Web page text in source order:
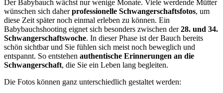
Der Babybauch wächst nur wenige Monate. Viele werdende Mütter
wünschen sich daherprofessionelle Schwangerschaftsfotos, um
diese Zeit später noch einmal erleben zu können. Ein
Babybauchshooting eignet sich besonders zwischen der28. und 34.
Schwangerschaftswoche. In dieser Phase ist der Bauch bereits
schön sichtbar und Sie fühlen sich meist noch beweglich und
entspannt. So entstehen authentische Erinnerungen an die
Schwangerschaft, die Sie ein Leben lang begleiten.
Die Fotos können ganz unterschiedlich gestaltet werden: